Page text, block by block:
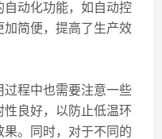
自动化功能，如自动控
加简便，提高了生产效
程中也需要注意一些
良好，以防止低温环
。同时，对于不同的